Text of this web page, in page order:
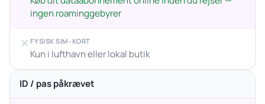
ingen roaminggebyrer
FYSISK SIM-KORT
Kun i lufthavn eller lokal butik
ID / pas påkrævet